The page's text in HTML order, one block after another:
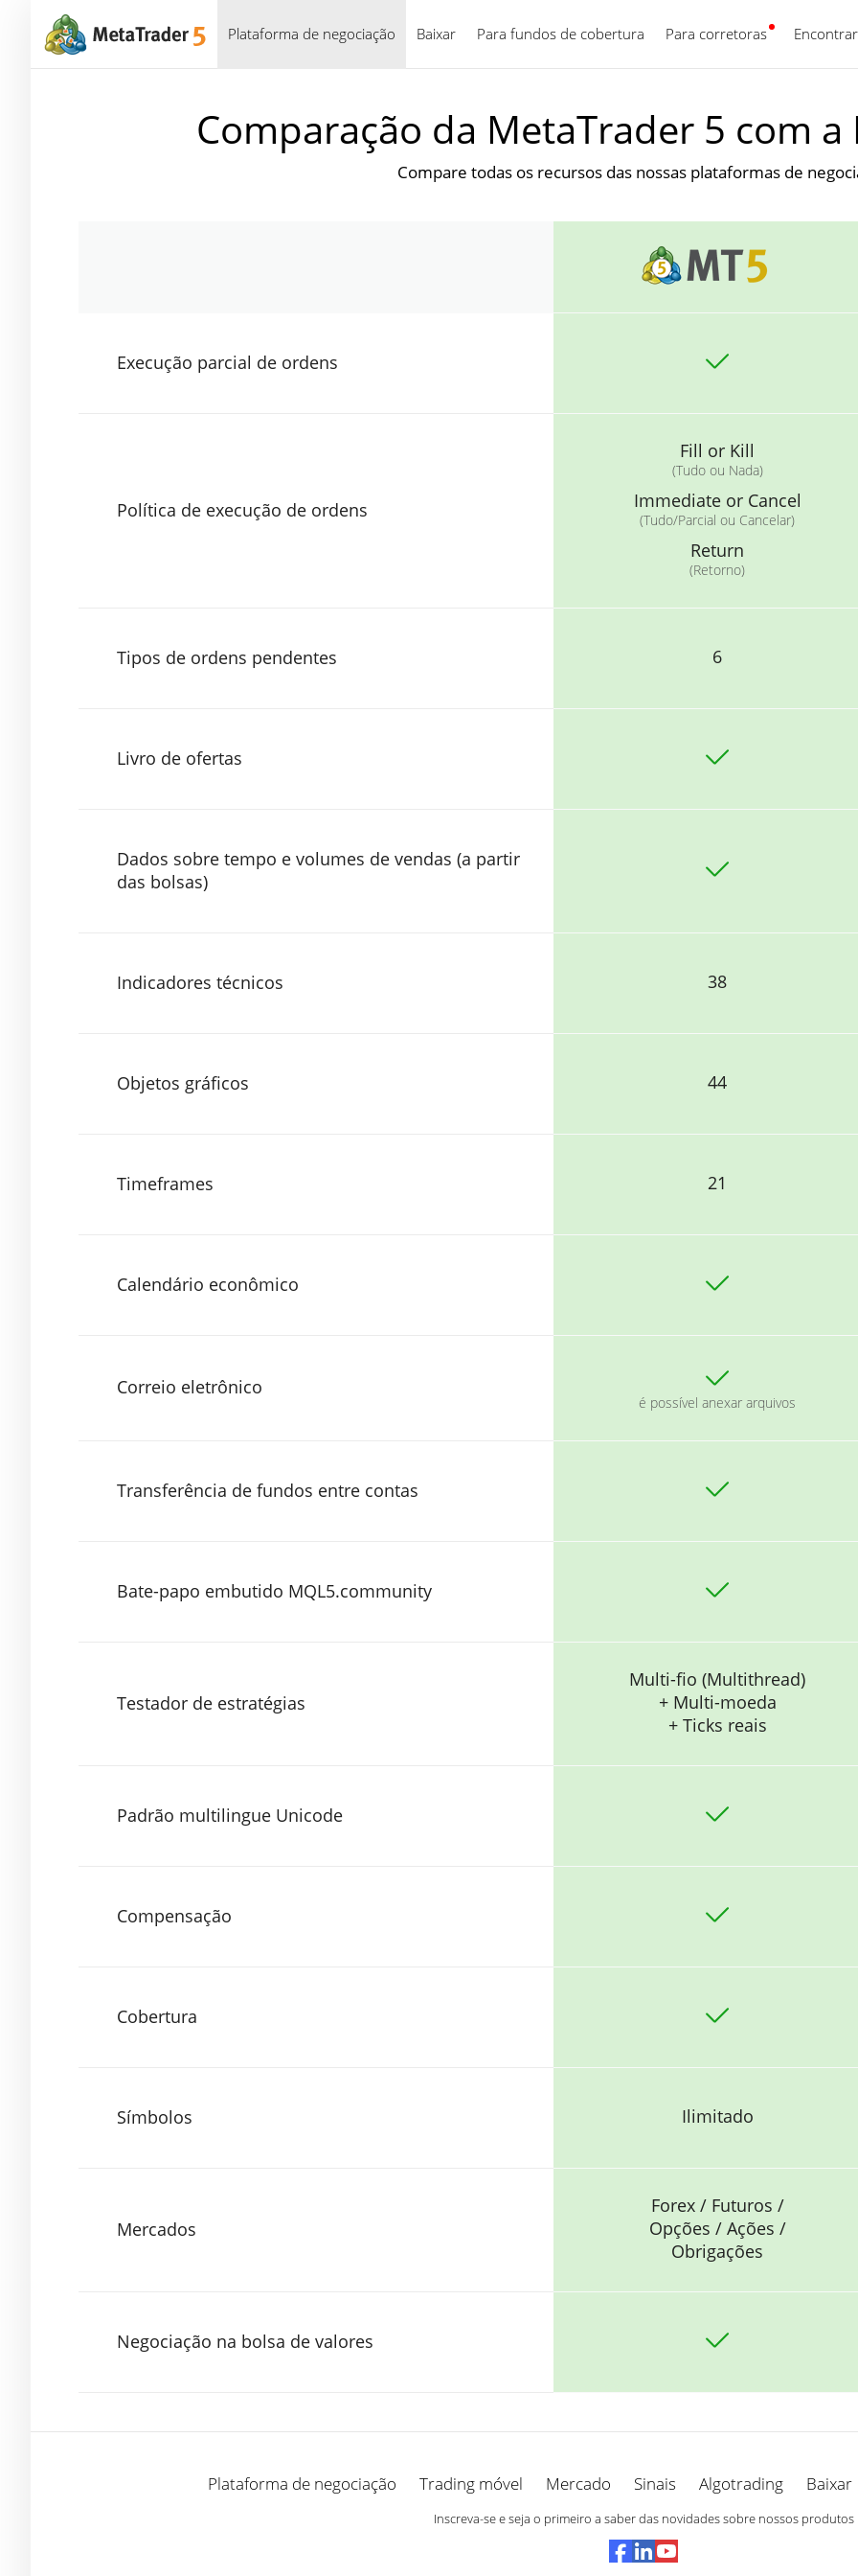
Plataforma de negociação Baixar Para fundos de cobertura Para corretoras
Português
Comparação da MetaTrader 5 com
Compare todas os recursos das nossas plataformas de
Execução parcial de ordens
Política de execução de ordens
Fill or Kill
(Tudo ou Nada)
Immediate or Cancel
(Tudo/Parcial ou Cancelar)
Return
(Retorno)
Tipos de ordens pendentes 6
Livro de ofertas
Dados sobre tempo e volumes de vendas (a partir
das bolsas)
Indicadores técnicos 38
Objetos gráficos 44
Timeframes 21
Calendário econômico
Correio eletrônico
é possível anexar arquivos
Transferência de fundos entre contas
Bate-papo embutido MQL5.community
Testador de estratégias
Multi-fio (Multithread)
+ Multi-moeda
+ Ticks reais
Padrão multilingue Unicode
Compensação
Cobertura
Símbolos Ilimitado
Mercados
Forex / Futuros /
Opções / Ações /
Obrigações
Negociação na bolsa de valores
Plataforma de negociação Trading móvel Mercado Sinais Algotrading Baixar
Inscreva-se e seja o primeiro a saber das novidades sobre nossos produtos